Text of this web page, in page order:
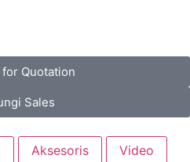
Quotation
Sales
Aksesoris Video